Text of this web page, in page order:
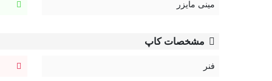
مینی مایزر
مشخصات کاپ
فنر